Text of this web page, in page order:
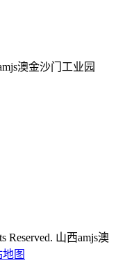
澳金沙门工业园
Reserved. 山西amjs澳
地图